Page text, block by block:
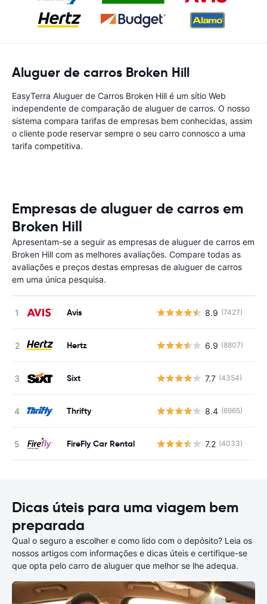
Aluguer de carros Broken Hill
EasyTerra Aluguer de Carros Broken Hill é um sítio Web
independente de comparação de aluguer de carros. O nosso
sistema compara tarifas de empresas bem conhecidas, assim
o cliente pode reservar sempre o seu carro connosco a uma
tarifa competitiva.
Empresas de aluguer de carros em
Broken Hill
Apresentam-se a seguir as empresas de aluguer de carros em
Broken Hill com as melhores avaliações. Compare todas as
avaliações e preços destas empresas de aluguer de carros
em uma única pesquisa.
Avis 8.9 (7427)
Hertz 6.9 (8807)
Sixt 7.7 (4354)
Thrifty 8.4 (6965)
FireFly Car Rental 7.2 (4033)
Dicas úteis para uma viagem bem
preparada
Qual o seguro a escolher e como lido com o depósito? Leia os
nossos artigos com informações e dicas úteis e certifique-se
que opta pelo carro de aluguer que melhor se lhe adequa.